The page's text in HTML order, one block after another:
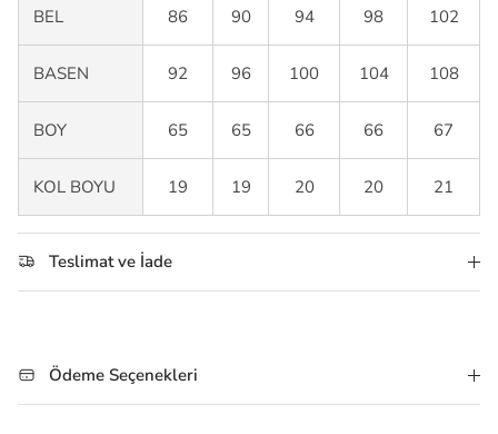
BEL 86 90 94 98 102
BASEN 92 96 100 104 108
BOY 65 65 66 66 67
KOL BOYU 19 19 20 20 21
Teslimat ve İade
Ödeme Seçenekleri